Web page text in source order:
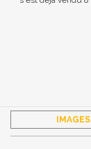
IMAGES